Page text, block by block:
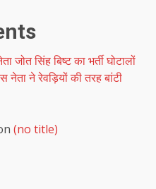
जोत सिंह बिष्ट का भर्ती घोटालों
ने रेवड़ियों की तरह बांटी
(no title)